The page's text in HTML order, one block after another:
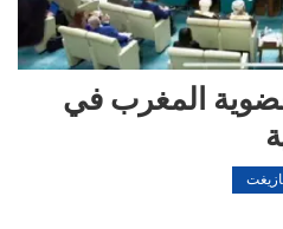
المغرب في